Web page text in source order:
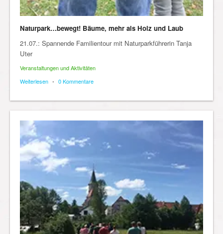
Naturpark…bewegt! Bäume, mehr als Holz und Laub
21.07.: Spannende Familientour mit Naturparkführerin Tanja
Uter
Veranstaltungen und Aktivitäten
Weiterlesen • 0 Kommentare